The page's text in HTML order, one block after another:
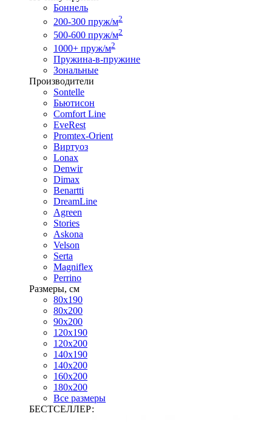
Боннель
200-300 пруж/м2
500-600 пруж/м2
1000+ пруж/м2
Пружина-в-пружине
Зональные
Производители
Sontelle
Бьютисон
Comfort Line
EveRest
Promtex-Orient
Виртуоз
Lonax
Denwir
Dimax
Benartti
DreamLine
Agreen
Stories
Askona
Velson
Serta
Magniflex
Perrino
Размеры, см
80х190
80х200
90х200
120х190
120х200
140х190
140х200
160х200
180х200
Все размеры
БЕСТСЕЛЛЕР: